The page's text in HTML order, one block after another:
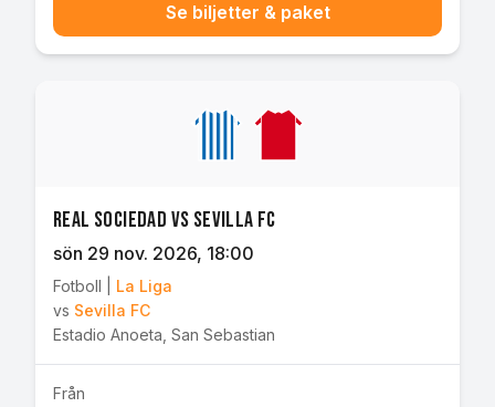
Se biljetter & paket
Real Sociedad vs Sevilla FC
sön 29 nov. 2026, 18:00
Fotboll
La Liga
vs Sevilla FC
Estadio Anoeta San Sebastian
Från